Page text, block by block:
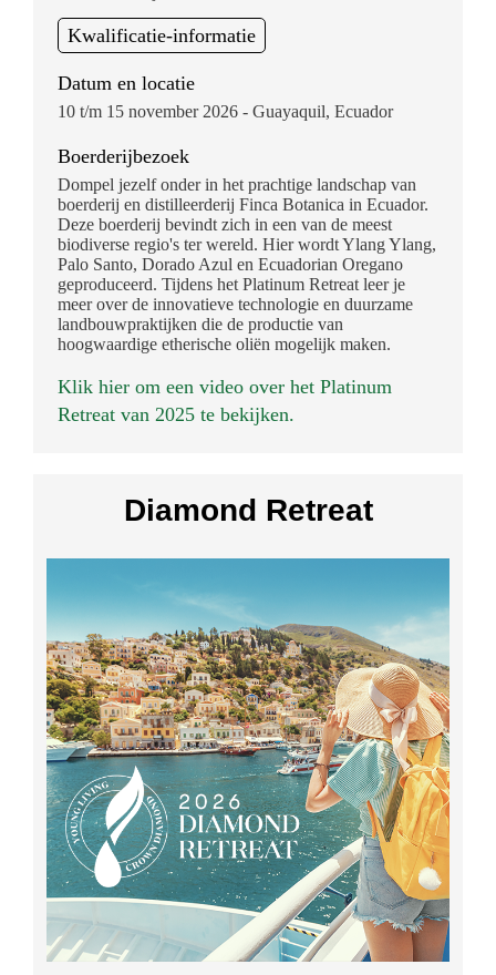
Kwalificatie-informatie
Datum en locatie
10 t/m 15 november 2026 - Guayaquil, Ecuador
Boerderijbezoek
Dompel jezelf onder in het prachtige landschap van
boerderij en distilleerderij Finca Botanica in Ecuador.
Deze boerderij bevindt zich in een van de meest
biodiverse regio's ter wereld. Hier wordt Ylang Ylang,
Palo Santo, Dorado Azul en Ecuadorian Oregano
geproduceerd. Tijdens het Platinum Retreat leer je
meer over de innovatieve technologie en duurzame
landbouwpraktijken die de productie van
hoogwaardige etherische oliën mogelijk maken.
Klik hier om een video over het Platinum
Retreat van 2025 te bekijken.
Diamond Retreat